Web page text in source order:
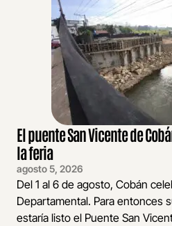
El puente San Vicente de
la feria
agosto 5, 2026
Del 1 al 6 de agosto, Cobán
Departamental. Para entonces
estaría listo el Puente San